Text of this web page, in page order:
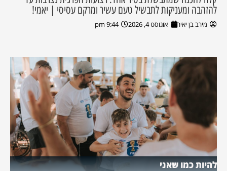
להזהבה ומעניקות לתבשיל טעם עשיר ומרקם עסיסי | יאמי!
מירב בן יאיר אוגוסט 4, 2026 9:44 pm
להיות כמו שאני